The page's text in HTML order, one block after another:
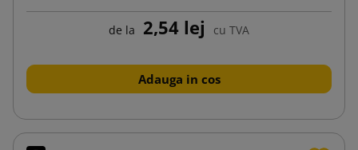
de la 2,54 lej cu TVA
Adauga in cos